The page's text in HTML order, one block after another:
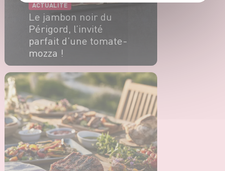
ACTUALITÉ
Le jambon noir du
Périgord, l’invité
parfait d’une tomate-
mozza !
EN SAVOIR PLUS